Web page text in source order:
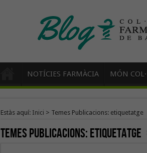
NOTÍCIES FARMÀCIA MÓN
Estàs aquí: Inici > Temes Publicacions: etiquetatge
Temes Publicacions:etiquetatge